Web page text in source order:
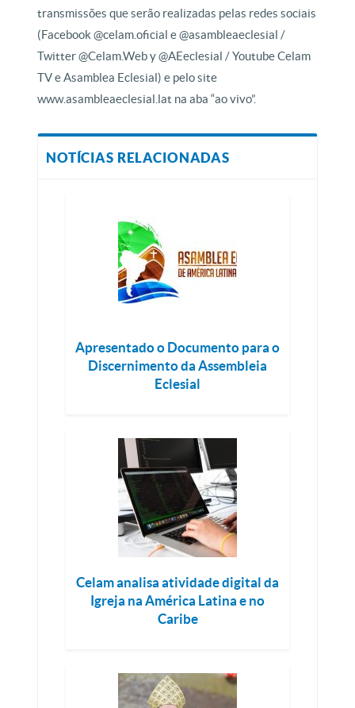
transmissões que serão realizadas pelas redes sociais
(Facebook @celam.oficial e @asambleaeclesial /
Twitter @Celam.Web y @AEeclesial / Youtube Celam
TV e Asamblea Eclesial) e pelo site
www.asambleaeclesial.lat na aba “ao vivo”.
NOTÍCIAS RELACIONADAS
Apresentado o Documento para o
Discernimento da Assembleia
Eclesial
Celam analisa atividade digital da
Igreja na América Latina e no
Caribe